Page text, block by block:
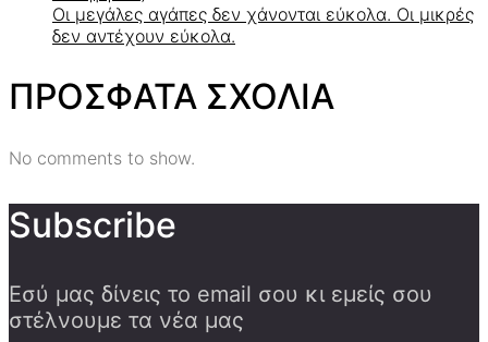
Οι μεγάλες αγάπες δεν χάνονται εύκολα. Οι μικρές
δεν αντέχουν εύκολα.
ΠΡΟΣΦΑΤΑ ΣΧΟΛΙΑ
No comments to show.
Subscribe
Εσύ μας δίνεις το email σου κι εμείς σου
στέλνουμε τα νέα μας